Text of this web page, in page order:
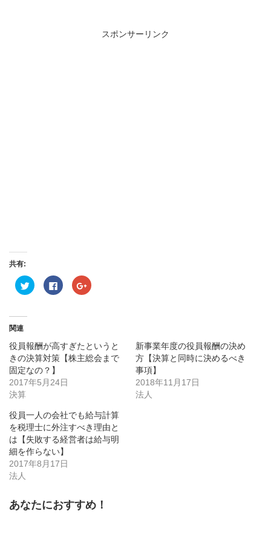
スポンサーリンク
共有:
ク
リ
共
有
(新
し
い
ウ
ィ
で
開
き
ま
す)
Facebook
で
ク
リ
ッ
ク
て
く
(新
し
い
ウ
ィ
ン
ド
ウ
す)
ク
リ
共
有
(新
し
で
開
き
ま
す)
関連
役員報酬が高すぎたというと
きの決算対策【株主総会まで
固定なの？】
2017年5月24日
決算
新事業年度の役員報酬の決め
方【決算と同時に決めるべき
事項】
2018年11月17日
法人
役員一人の会社でも給与計算
を税理士に外注すべき理由と
は【失敗する経営者は給与明
細を作らない】
2017年8月17日
法人
あなたにおすすめ！